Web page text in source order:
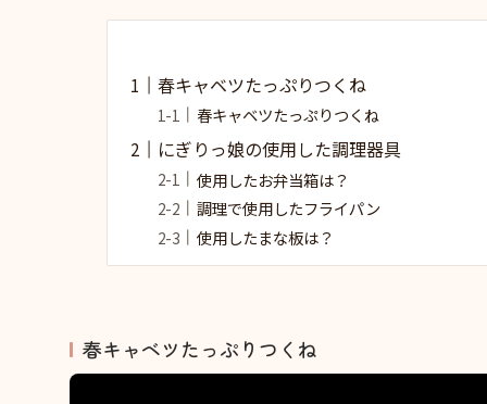
春キャベツたっぷりつくね
春キャベツたっぷりつくね
にぎりっ娘の使用した調理器具
使用したお弁当箱は？
調理で使用したフライパン
使用したまな板は？
春キャベツたっぷりつくね